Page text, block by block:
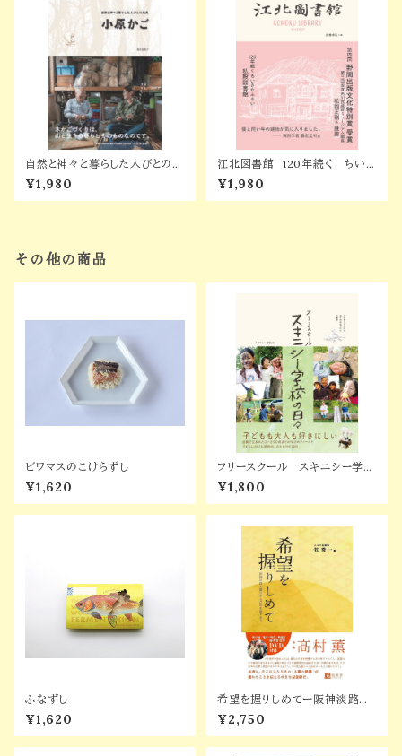
自然と神々と暮らした人びとの民
具 小原かご
¥1,980
江北図書館 120年続く ちいさ
なふるい私設図書館
¥1,980
その他の商品
ビワマスのこけらずし
¥1,620
フリースクール スキニシー学校
の日々
¥1,800
ふなずし
¥1,620
希望を握りしめてー阪神淡路大
震災から２５年を語りあうー
¥2,750